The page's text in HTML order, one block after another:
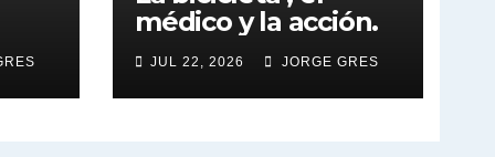
médico y la acción.
JUL 22, 2026 JORGE GRES